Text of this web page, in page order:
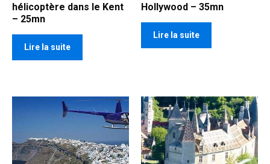
hélicoptère dans le Kent
– 25mn
Lire la suite
Hollywood – 35mn
Lire la suite